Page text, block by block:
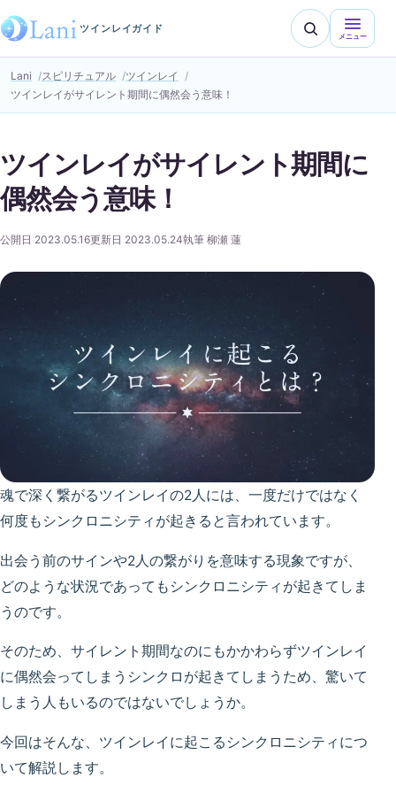
ツインレイガイド
メニュー
Lani スピリチュアル
ツインレイ
ツインレイがサイレント期間に偶然会う意味！
ツインレイがサイレント期間に
偶然会う意味！
公開日 2023.05.16更新日 2023.05.24執筆 柳瀬 蓮
魂で深く繋がるツインレイの2人には、一度だけではなく
何度もシンクロニシティが起きると言われています。
出会う前のサインや2人の繋がりを意味する現象ですが、
どのような状況であってもシンクロニシティが起きてしま
うのです。
そのため、サイレント期間なのにもかかわらずツインレイ
に偶然会ってしまうシンクロが起きてしまうため、驚いて
しまう人もいるのではないでしょうか。
今回はそんな、ツインレイに起こるシンクロニシティにつ
いて解説します。